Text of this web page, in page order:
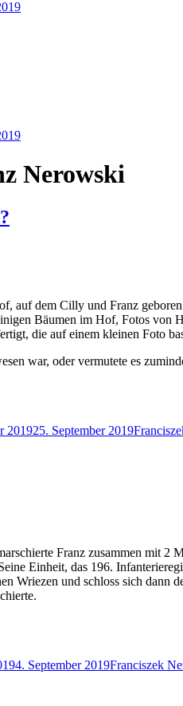
Krueger berichtet aus dem
Nerowski
auf dem Cilly und Franz
Bäumen im Hof, Fotos von
die auf einem kleinen Foto
war, oder vermutete es
201925. September 2019
Franz zusammen mit 2
Einheit, das 196.
Wriezen und schloss sich
4. September 2019Franciszek